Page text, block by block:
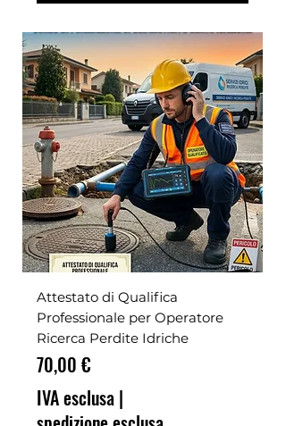
Attestato di Qualifica
Professionale per Operatore
Ricerca Perdite Idriche
Prezzo
70,00 €
IVA esclusa |